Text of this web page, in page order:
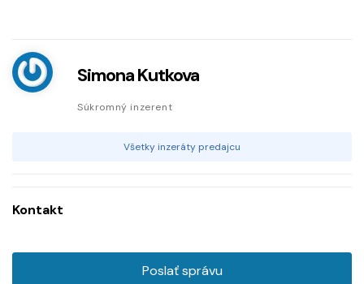
Simona Kutkova
Súkromný inzerent
Všetky inzeráty predajcu
Kontakt
Poslať správu